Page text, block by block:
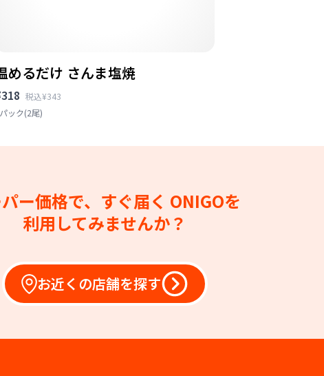
めるだけ さんま塩焼
税込¥343
ック(2尾)
ー価格で、すぐ届く ONIGOを
利用してみませんか？
お近くの店舗を探す